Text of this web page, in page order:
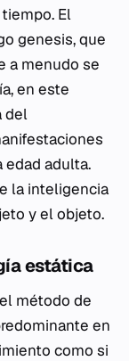
El
genesis, que
a menudo se
en este
del
edad adulta.
la inteligencia
y el objeto.
estática
método de
en
como si